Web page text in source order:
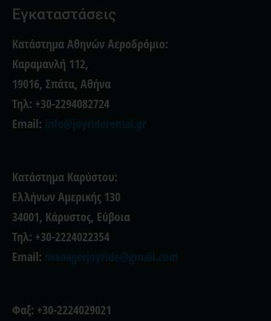
b
o
m
Εγκαταστάσεις
Κατάστημα Αθηνών Αεροδρόμιο:
Καραμανλή 112,
19016, Σπάτα, Αθήνα
Τηλ: +30-2294082724
Email: info@joyriderental.gr
Κατάστημα Καρύστου:
Ελλήνων Αμερικής 130
34001, Κάρυστος, Εύβοια
Τηλ: +30-2224022354
Email: managerjoyride@gmail.com
Φαξ: +30-2224029021